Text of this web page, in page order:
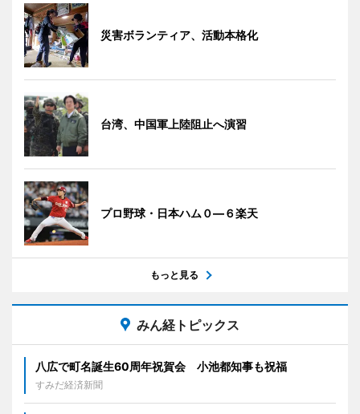
災害ボランティア、活動本格化
台湾、中国軍上陸阻止へ演習
プロ野球・日本ハム０―６楽天
もっと見る
みん経トピックス
八広で町名誕生60周年祝賀会 小池都知事も祝福
すみだ経済新聞